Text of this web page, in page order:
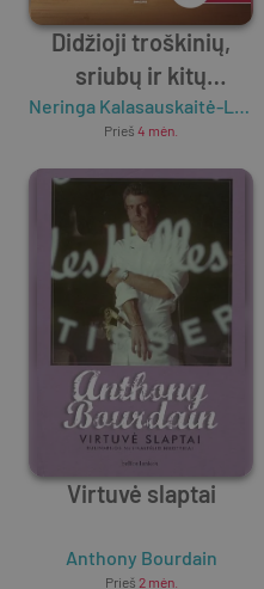
Didžioji troškinių,
sriubų ir kitų
šildančių patiekalų
knyga
Neringa Kalasauskaitė-Levandovska
Prieš 4 mėn.
Virtuvė slaptai
Anthony Bourdain
Prieš 2 mėn.